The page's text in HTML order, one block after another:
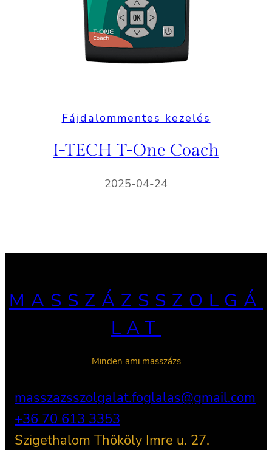
Fájdalommentes kezelés
I-TECH T-One Coach
2025-04-24
MASSZÁZSSZOLGÁ
LAT
Minden ami masszázs
masszazsszolgalat.foglalas@gmail.com
+36 70 613 3353
Szigethalom Thököly Imre u. 27.